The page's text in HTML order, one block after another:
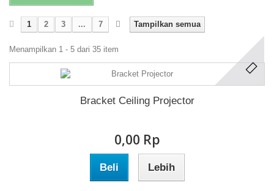
Tampilkan semua
1 2 3 ... 7
Menampilkan 1 - 5 dari 35 item
Bracket Ceiling Projector
0,00 Rp‎
Beli Lebih